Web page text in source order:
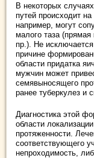
В некоторых
путей происходит
например, могут
малого таза
пр.). Не
причине
области придатка
мужчин может
семявыносящего
ранее туберкулез и
Диагностика этой
области
протяженности.
соответствующего
непроходимость,